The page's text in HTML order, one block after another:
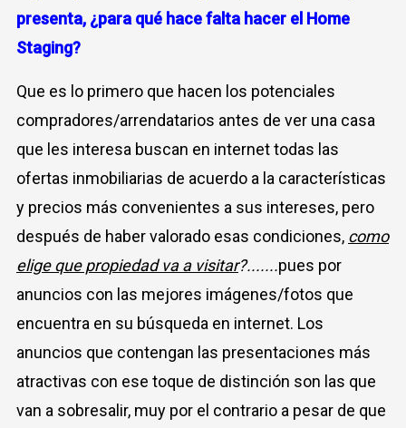
presenta, ¿para qué hace falta hacer el Home
Staging?
Que es lo primero que hacen los potenciales
compradores/arrendatarios antes de ver una casa
que les interesa buscan en internet todas las
ofertas inmobiliarias de acuerdo a la características
y precios más convenientes a sus intereses, pero
después de haber valorado esas condiciones, como
elige que propiedad va a visitar?.......pues por
anuncios con las mejores imágenes/fotos que
encuentra en su búsqueda en internet. Los
anuncios que contengan las presentaciones más
atractivas con ese toque de distinción son las que
van a sobresalir, muy por el contrario a pesar de que